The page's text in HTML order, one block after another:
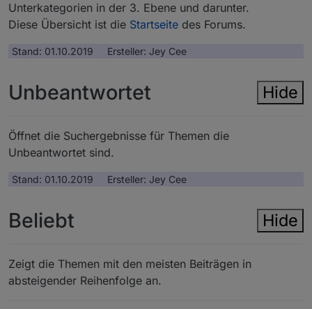
Unterkategorien in der 3. Ebene und darunter.
Diese Übersicht ist die Startseite des Forums.
Stand: 01.10.2019 Ersteller: Jey Cee
Hide
Unbeantwortet
Öffnet die Suchergebnisse für Themen die
Unbeantwortet sind.
Stand: 01.10.2019 Ersteller: Jey Cee
Hide
Beliebt
Zeigt die Themen mit den meisten Beiträgen in
absteigender Reihenfolge an.